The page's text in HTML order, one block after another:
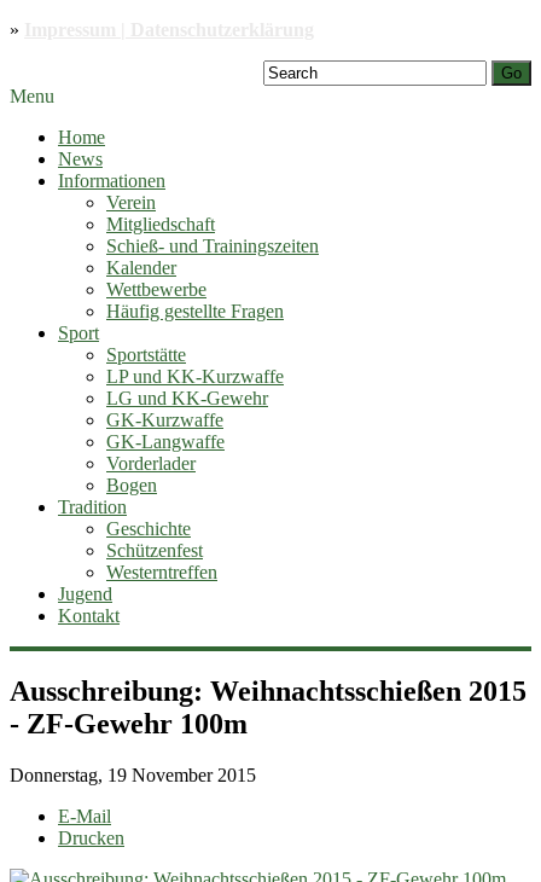
»
Go
Menu
Home
News
Informationen
Verein
Mitgliedschaft
Schieß- und Trainingszeiten
Kalender
Wettbewerbe
Häufig gestellte Fragen
Sport
Sportstätte
LP und KK-Kurzwaffe
LG und KK-Gewehr
GK-Kurzwaffe
GK-Langwaffe
Vorderlader
Bogen
Tradition
Geschichte
Schützenfest
Westerntreffen
Jugend
Kontakt
Ausschreibung: Weihnachtsschießen 2015
- ZF-Gewehr 100m
Donnerstag, 19 November 2015
E-Mail
Drucken